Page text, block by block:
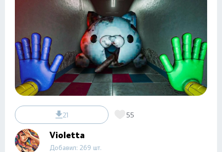
21 55
Violetta
Добавил: 269 шт.